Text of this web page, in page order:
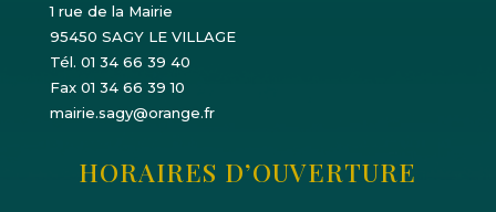
1 rue de la Mairie
95450 SAGY LE VILLAGE
Tél. 01 34 66 39 40
Fax 01 34 66 39 10
mairie.sagy@orange.fr
HORAIRES D’OUVERTURE